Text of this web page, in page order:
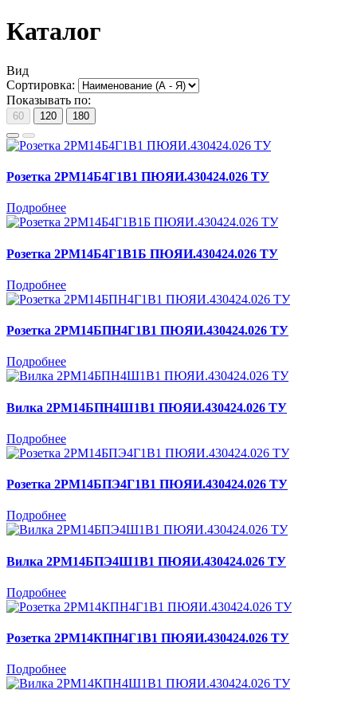
Каталог
Вид
Сортировка:
Показывать по:
60 120 180
Розетка 2РМ14Б4Г1В1 ПЮЯИ.430424.026 ТУ
Подробнее
Розетка 2РМ14Б4Г1В1Б ПЮЯИ.430424.026 ТУ
Подробнее
Розетка 2РМ14БПН4Г1В1 ПЮЯИ.430424.026 ТУ
Подробнее
Вилка 2РМ14БПН4Ш1В1 ПЮЯИ.430424.026 ТУ
Подробнее
Розетка 2РМ14БПЭ4Г1В1 ПЮЯИ.430424.026 ТУ
Подробнее
Вилка 2РМ14БПЭ4Ш1В1 ПЮЯИ.430424.026 ТУ
Подробнее
Розетка 2РМ14КПН4Г1В1 ПЮЯИ.430424.026 ТУ
Подробнее